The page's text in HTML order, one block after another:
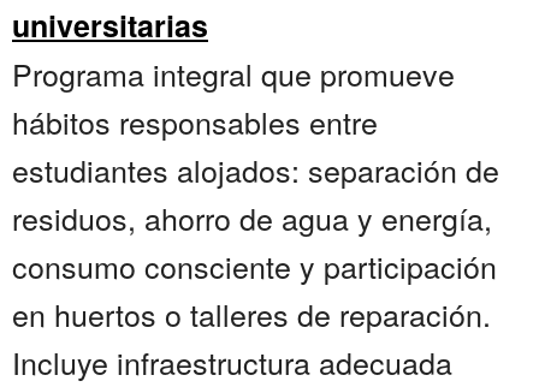
universitarias
Programa integral que promueve
hábitos responsables entre
estudiantes alojados: separación de
residuos, ahorro de agua y energía,
consumo consciente y participación
en huertos o talleres de reparación.
Incluye infraestructura adecuada